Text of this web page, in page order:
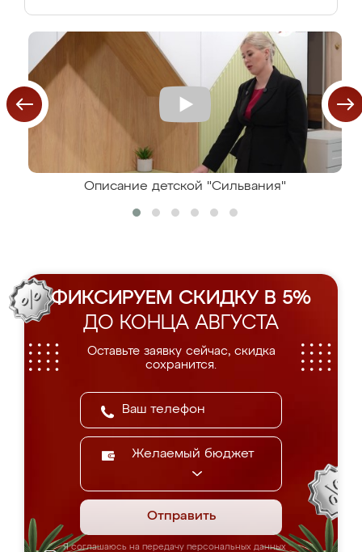
Описание детской "Сильвания"
ФИКСИРУЕМ СКИДКУ В 5%
ДО КОНЦА АВГУСТА
Оставьте заявку сейчас, скидка
сохранится.
Желаемый бюджет
Отправить
Я соглашаюсь на передачу персональных данных